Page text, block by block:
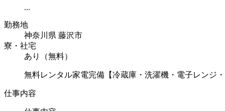
...
勤務地
神奈川県 藤沢市
寮・社宅
あり（無料）
無料レンタル家電完備【冷蔵庫・洗濯機・電子レンジ・
仕事内容